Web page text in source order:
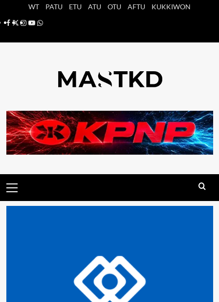
WT PATU ETU ATU OTU AFTU
KUKKIWON
Facebook
X Instagram
YouTube
Whatsapp
principal